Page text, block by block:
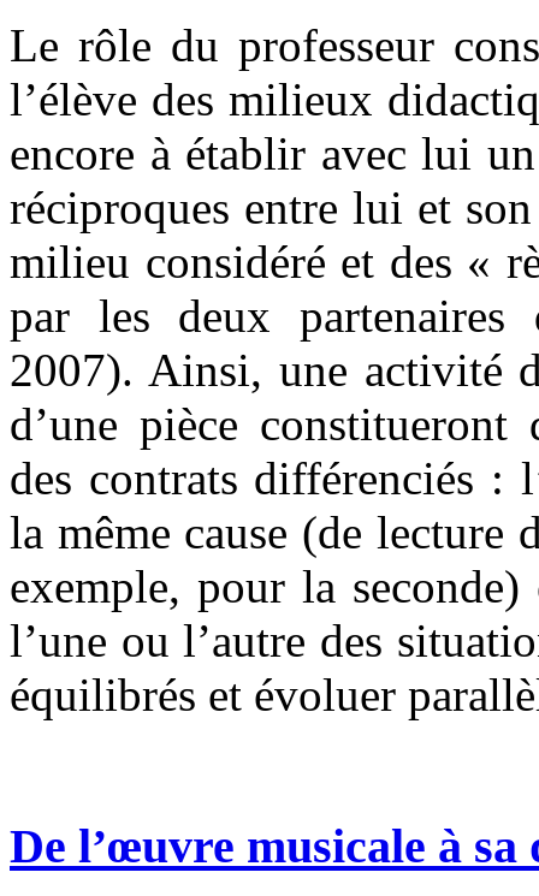
Le rôle du professeur
l’élève des milieux
encore à établir avec lui
réciproques entre lui et
milieu considéré et des «
par les deux partenaires
2007). Ainsi, une activité
d’une pièce
des contrats différenciés :
la même cause (de lecture
exemple, pour la
l’une ou l’autre des
équilibrés et évoluer
De l’œuvre musicale à